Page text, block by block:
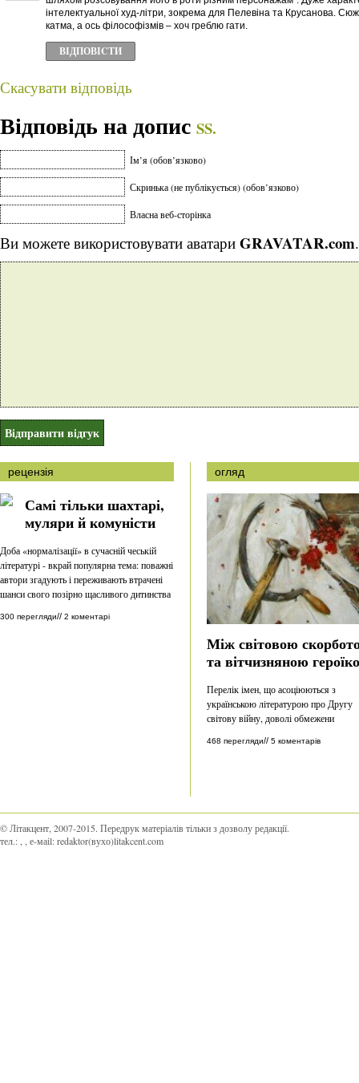
інтелектуальної худ-літри, зокрема для Пелевіна та Крусанова.
катма, а ось філософізмів – хоч греблю гати.
ВІДПОВІCТИ
Скасувати відповідь
Відповідь на допис SS.
Ім’я (обов’язково)
Скринька (не публікується) (обов’язково)
Власна веб-сторінка
Ви можете використовувати аватари GRAVATAR.com.
рецензія
Самі тільки шахтарі,
муляри й комуністи
Доба «нормалізації» в сучасній чеській
літературі - вкрай популярна тема: поважні
автори згадують і переживають втрачені
шанси свого позірно щасливого дитинства
300 перегляди// 2 коментарі
огляд
Між світовою
та вітчизняною
Перелік імен, що асоціюються з
українською літературою про Другу
світову війну, доволі обмежени
468 перегляди// 5 коментарів
© Літакцент, 2007-2015. Передрук матеріалів тільки з дозволу редакції.
тел.:
, е-маіl:redaktor(вухо)litakcent.com